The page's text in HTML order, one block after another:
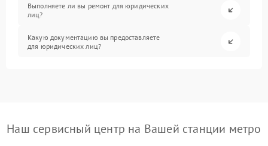
Выполняете ли вы ремонт для юридических
лиц?
Какую документацию вы предоставляете
для юридических лиц?
Наш сервисный центр на Вашей станции метро